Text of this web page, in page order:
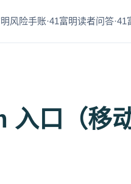
风险手账·41富明读者问答·41
入口（移